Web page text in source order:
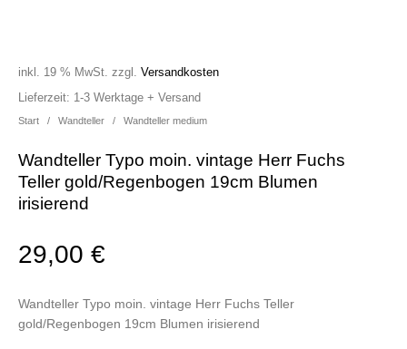
Start / Wandteller / Wandteller medium
Wandteller Typo moin. vintage Herr Fuchs
Teller gold/Regenbogen 19cm Blumen
irisierend
29,00€
inkl. 19 % MwSt. zzgl.Versandkosten
Wandteller Typo moin. vintage Herr Fuchs Teller
gold/Regenbogen 19cm Blumen irisierend
Lieferzeit: 1-3 Werktage + Versand